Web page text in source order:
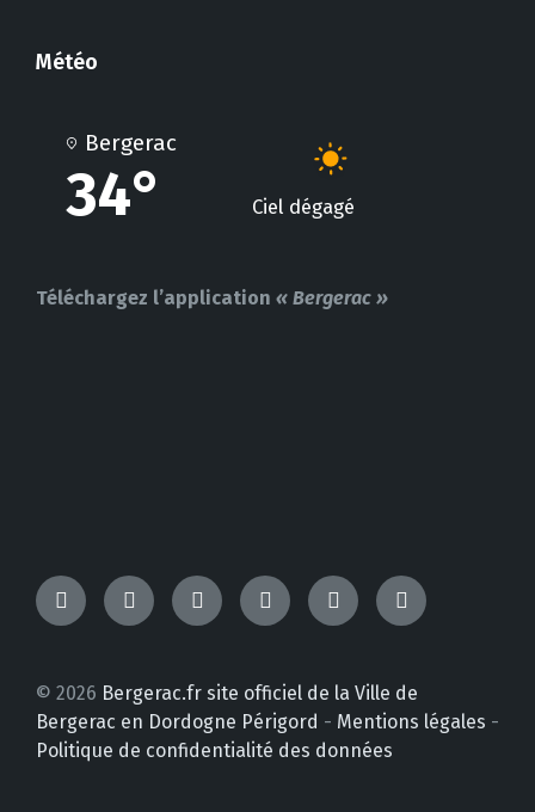
Météo
Bergerac
34° Ciel dégagé
Téléchargez l’application « Bergerac »
TikTok MessengerFacebook InstagramYouTube LinkedIn
© 2026 Bergerac.fr site officiel de la Ville de
Bergerac en Dordogne Périgord - Mentions légales -
Politique de confidentialité des données